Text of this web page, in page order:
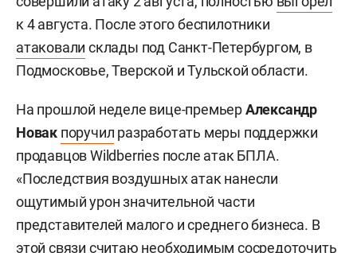
к 4 августа. После этого беспилотники
атаковали склады под Санкт-Петербургом, в
Подмосковье, Тверской и Тульской области.
На прошлой неделе вице-премьерАлександр
Новак поручил разработать меры поддержки
продавцов Wildberries после атак БПЛА.
«Последствия воздушных атак нанесли
ощутимый урон значительной части
представителей малого и среднего бизнеса. В
этой связи считаю необходимым сосредоточить